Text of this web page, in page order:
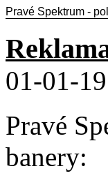
Pravé Spektrum -
01-01-
Pravé
banery: